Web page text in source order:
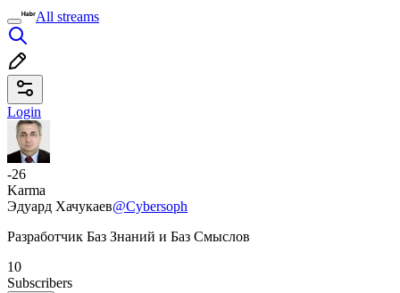
All streams
Login
-26
Karma
Эдуард Хачукаев@Cybersoph
Разработчик Баз Знаний и Баз Смыслов
10
Subscribers